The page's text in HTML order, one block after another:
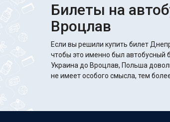
Билеты на
Вроцлав
Если вы решили купить билет
чтобы это именно был автобусный
Украина до Вроцлав, Польша
не имеет особого смысла, тем